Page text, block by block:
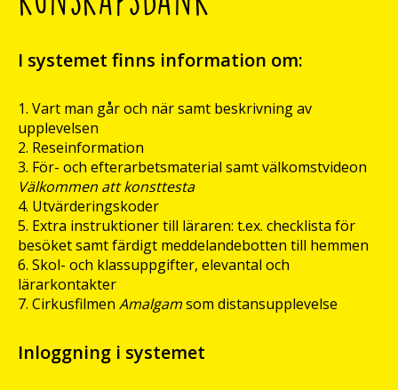
I systemet finns information om:
Vart man går och när samt beskrivning av
upplevelsen
Reseinformation
För- och efterarbetsmaterial samt välkomstvideon
Välkommen att konsttesta
Utvärderingskoder
Extra instruktioner till läraren: t.ex. checklista för
besöket samt färdigt meddelandebotten till hemmen
Skol- och klassuppgifter, elevantal och
lärarkontakter
Cirkusfilmen Amalgamsom distansupplevelse
Inloggning i systemet